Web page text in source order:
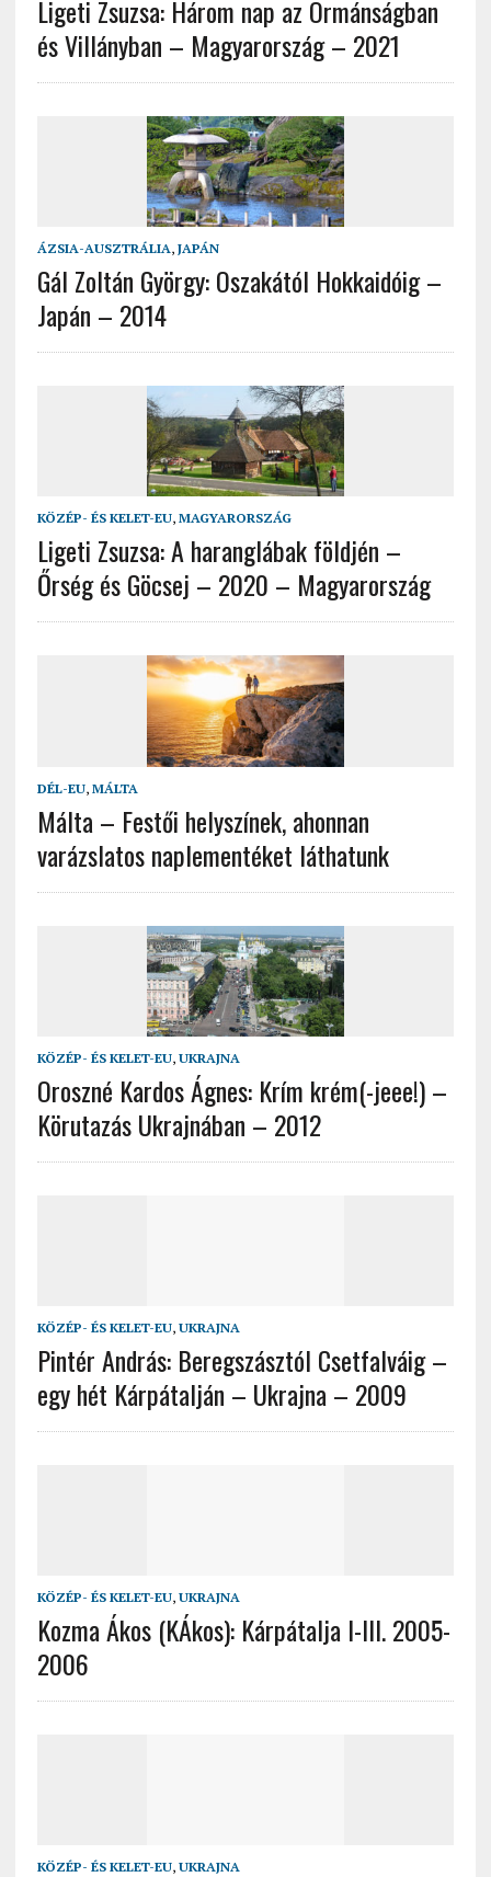
Ligeti Zsuzsa: Három nap az Ormánságban
és Villányban – Magyarország – 2021
ÁZSIA-AUSZTRÁLIA, JAPÁN
Gál Zoltán György: Oszakától Hokkaidóig –
Japán – 2014
KÖZÉP- ÉS KELET-EU, MAGYARORSZÁG
Ligeti Zsuzsa: A haranglábak földjén –
Őrség és Göcsej – 2020 – Magyarország
DÉL-EU, MÁLTA
Málta – Festői helyszínek, ahonnan
varázslatos naplementéket láthatunk
KÖZÉP- ÉS KELET-EU, UKRAJNA
Oroszné Kardos Ágnes: Krím krém(-jeee!) –
Körutazás Ukrajnában – 2012
KÖZÉP- ÉS KELET-EU, UKRAJNA
Pintér András: Beregszásztól Csetfalváig –
egy hét Kárpátalján – Ukrajna – 2009
KÖZÉP- ÉS KELET-EU, UKRAJNA
Kozma Ákos (KÁkos): Kárpátalja I-III. 2005-
2006
KÖZÉP- ÉS KELET-EU, UKRAJNA